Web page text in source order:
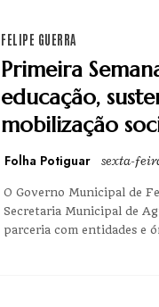
FELIPE GUERRA
Primeira
educação,
mobilização
Folha Potiguar sexta-
O Governo Municipal de
Secretaria Municipal de
parceria com entidades e